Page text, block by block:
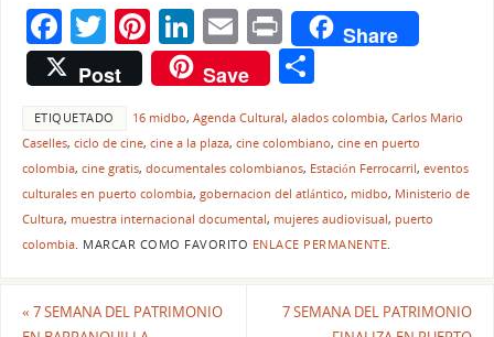
F
a
c
e
b
o
o
T
w
itt
er
Pi
nt
er
e
st
Li
n
k
e
dI
n
E
m
ai
l
Pr
in
t
Share
Post
Save C
m
p
ar
tir
ETIQUETADO 16 midbo, Agenda Cultural, alados colombia, Carlos Mario
Caselles, ciclo de cine, cine a la plaza, cine colombiano, cine en puerto
colombia, cine gratis, documentales colombianos, Estación Ferrocarril, eventos
culturales en puerto colombia, gobernacion del atlántico, midbo, Ministerio de
Cultura, muestra internacional documental, mujeres audiovisual, puerto
colombia. MARCAR COMO FAVORITO ENLACE PERMANENTE
« 7 SEMANA DEL PATRIMONIO
7 SEMANA DEL PATRIMONIO